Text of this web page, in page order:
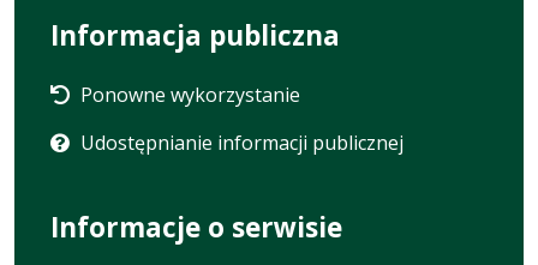
Informacja publiczna
Ponowne wykorzystanie
Udostępnianie informacji publicznej
Informacje o serwisie